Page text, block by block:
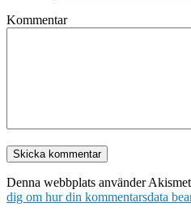
Kommentar
Denna webbplats använder
dig om hur din kommentarsdata